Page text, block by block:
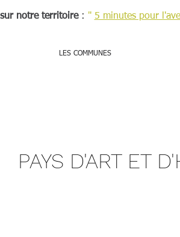
notre territoire : " 5 minutes pour
LES COMMUNES
PAYS D'ART ET